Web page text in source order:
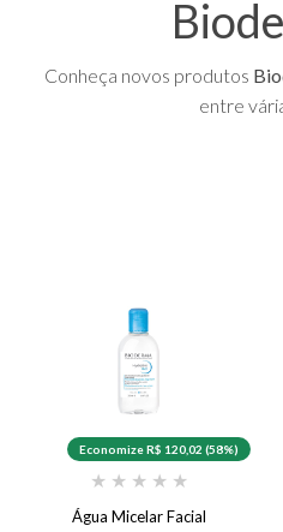
Conheça novos produtos
entre
Economize R$ 120,02 (58%)
★ ★ ★ ★ ★
Água Micelar Facial